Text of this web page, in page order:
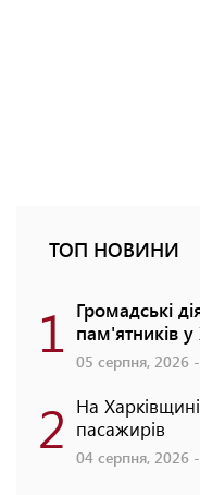
ТОП НОВИНИ
1 Громадські
пам'ятників у
05 серпня, 2026
2 На
пасажирів
04 серпня, 2026